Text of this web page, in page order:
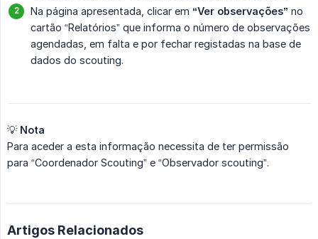
Na página apresentada, clicar em “Ver observações” no
cartão “Relatórios” que informa o número de observações
agendadas, em falta e por fechar registadas na base de
dados do scouting.
💡 Nota
Para aceder a esta informação necessita de ter permissão
para “Coordenador Scouting” e “Observador scouting”.
Artigos Relacionados